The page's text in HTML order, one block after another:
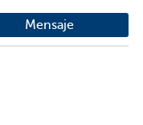
Mensaje